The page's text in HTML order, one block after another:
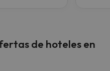
de hoteles en